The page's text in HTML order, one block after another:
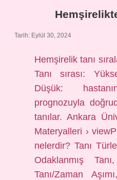
Tarih: Eylül 30, 2024
Hemşirelik tanı
Tanı sırası:
Düşük:
prognozuyla
tanılar. Ankara
Materyalleri ›
nelerdir? Tanı
Odaklanmış
Tanı/Zaman